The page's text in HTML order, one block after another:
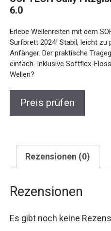
6.0
Erlebe Wellenreiten mit dem
Surfbrett 2024! Stabil, leicht zu
Anfänger. Der praktische
einfach. Inklusive Softflex-
Wellen?
Preis prüfen
Rezensionen (0)
Rezensionen
Es gibt noch keine